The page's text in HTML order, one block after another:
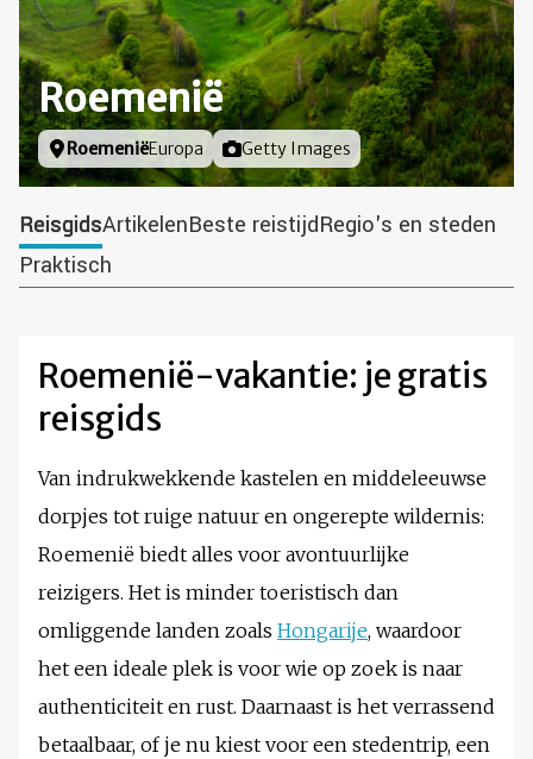
Roemenië
Locatie
RoemeniëEuropa Foto door
Getty Images
ReisgidsArtikelenBeste reistijdRegio's en steden
Praktisch
Roemenië-vakantie: je gratis
reisgids
Van indrukwekkende kastelen en middeleeuwse
dorpjes tot ruige natuur en ongerepte wildernis:
Roemenië biedt alles voor avontuurlijke
reizigers. Het is minder toeristisch dan
omliggende landen zoals Hongarije, waardoor
het een ideale plek is voor wie op zoek is naar
authenticiteit en rust. Daarnaast is het verrassend
betaalbaar, of je nu kiest voor een stedentrip, een